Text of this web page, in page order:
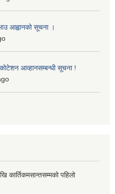
आह्वानको सूचना ।
आव्हानसम्बन्धी सूचना !
कार्तिकमसान्तसम्मको पहिलो